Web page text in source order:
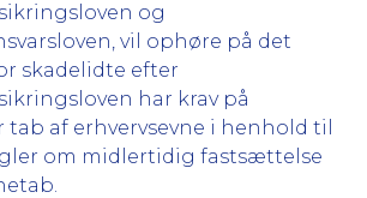
og
vil ophøre på det
skadelidte efter
har krav på
af erhvervsevne i henhold til
om midlertidig fastsættelse